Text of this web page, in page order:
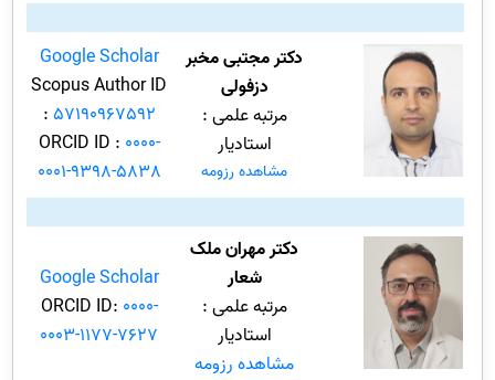
دکتر مجتبی مخبر
دزفولی
مرتبه علمی :
استادیار
مشاهده رزومه
Google Scholar
Scopus Author ID
: 57190967592
ORCID ID : 0000-
0001-9398-5838
دکتر مهران ملک
شعار
مرتبه علمی :
استادیار
مشاهده رزومه
Google Scholar
ORCID ID: 0000-
0003-1177-7627